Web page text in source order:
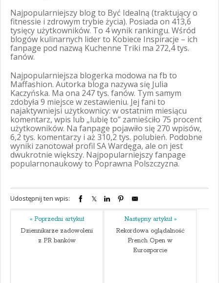
Najpopularniejszy blog to Być Idealną (traktujący o
fitnessie i zdrowym trybie życia). Posiada on 413,6
tysięcy użytkowników. To 4 wynik rankingu. Wśród
blogów kulinarnych lider to Kobiece Inspiracje – ich
fanpage pod nazwą Kuchenne Triki ma 272,4 tys.
fanów.
Najpopularniejsza blogerka modowa na fb to
Maffashion. Autorka bloga nazywa się Julia
Kaczyńska. Ma ona 247 tys. fanów. Tym samym
zdobyła 9 miejsce w zestawieniu. Jej fani to
najaktywniejsi użytkownicy: w ostatnim miesiącu
komentarz, wpis lub „lubię to” zamieściło 75 procent
użytkowników. Na fanpage pojawiło się 270 wpisów,
6,2 tys. komentarzy i aż 310,2 tys. polubień. Podobne
wyniki zanotował profil SA Wardęga, ale on jest
dwukrotnie większy. Najpopularniejszy fanpage
popularnonaukowy to Poprawna Polszczyzna.
Udostępnij ten wpis:
« Poprzedni artykuł
Dziennikarze zadowoleni
z PR banków
Następny artykuł »
Rekordowa oglądalność
French Open w
Eurosporcie